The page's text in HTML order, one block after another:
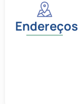
Endereços